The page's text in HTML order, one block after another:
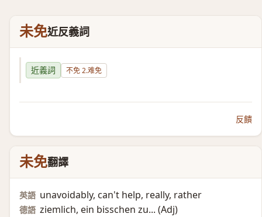
未免近反義詞
近義詞 不免 2.难免
反饋
未免翻譯
英語 unavoidably, can't help, really, rather
德語 ziemlich, ein bisschen zu... (Adj)​